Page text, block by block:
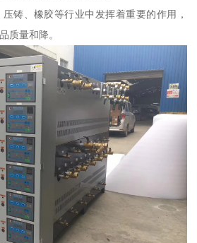
铸、橡胶等行业中发挥着重要的作用，
质量和降。